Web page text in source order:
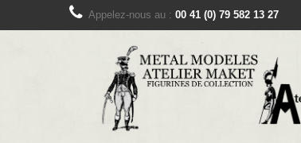
Appelez-nous au : 00 41 (0) 79 582 13 27